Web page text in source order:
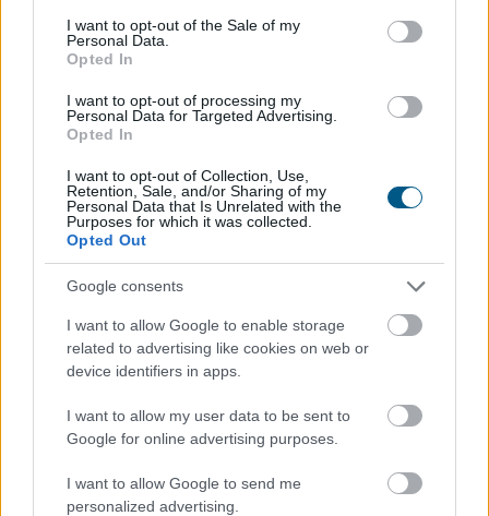
consent section.
I want to opt-out of the Sale of my
Personal Data.
Opted In
I want to opt-out of processing my
Personal Data for Targeted Advertising.
Opted In
I want to opt-out of Collection, Use,
Retention, Sale, and/or Sharing of my
Personal Data that Is Unrelated with the
Purposes for which it was collected.
Opted Out
Google consents
I want to allow Google to enable storage
related to advertising like cookies on web or
device identifiers in apps.
I want to allow my user data to be sent to
Google for online advertising purposes.
I want to allow Google to send me
personalized advertising.
energiaellátástól a szabályozási környezeten át a napi
működésig egyre több területet érint. A vállalatok
számára ezért a fizikai klímakockázatok kezelése már
nem csak a szabályozói elvárásokat érintő
fenntarthatósági kérdés, hanem a működésbiztonság
és a versenyképesség alapvető feltétele – figyelmeztet
a KPMG.
2026. 08. 07. 03:00
Megosztás:
Mit tesz az agyaddal, ha mindennap
ugyanazt csinálod?